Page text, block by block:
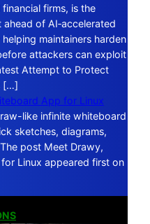
firms, is the
of AI‑accelerated
maintainers harden
attackers can exploit
Attempt to Protect
[…]
App for Linux
like infinite whiteboard
sketches, diagrams,
post Meet Drawy,
for Linux appeared first on